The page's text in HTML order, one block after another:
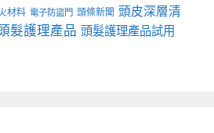
材料 電子防盜門 頭條新聞 頭皮深層清
髮護理產品 頭髮護理產品試用